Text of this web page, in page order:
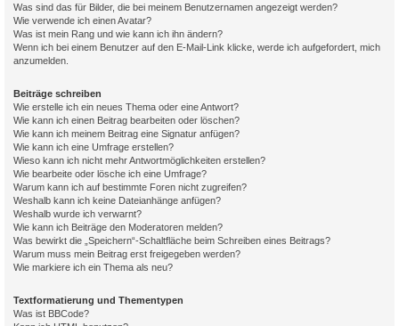
Was sind das für Bilder, die bei meinem Benutzernamen angezeigt werden?
Wie verwende ich einen Avatar?
Was ist mein Rang und wie kann ich ihn ändern?
Wenn ich bei einem Benutzer auf den E-Mail-Link klicke, werde ich aufgefordert, mich
anzumelden.
Beiträge schreiben
Wie erstelle ich ein neues Thema oder eine Antwort?
Wie kann ich einen Beitrag bearbeiten oder löschen?
Wie kann ich meinem Beitrag eine Signatur anfügen?
Wie kann ich eine Umfrage erstellen?
Wieso kann ich nicht mehr Antwortmöglichkeiten erstellen?
Wie bearbeite oder lösche ich eine Umfrage?
Warum kann ich auf bestimmte Foren nicht zugreifen?
Weshalb kann ich keine Dateianhänge anfügen?
Weshalb wurde ich verwarnt?
Wie kann ich Beiträge den Moderatoren melden?
Was bewirkt die „Speichern“-Schaltfläche beim Schreiben eines Beitrags?
Warum muss mein Beitrag erst freigegeben werden?
Wie markiere ich ein Thema als neu?
Textformatierung und Thementypen
Was ist BBCode?